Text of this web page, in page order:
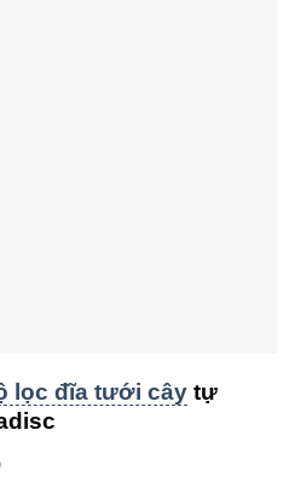
lọc đĩa tưới cây tự